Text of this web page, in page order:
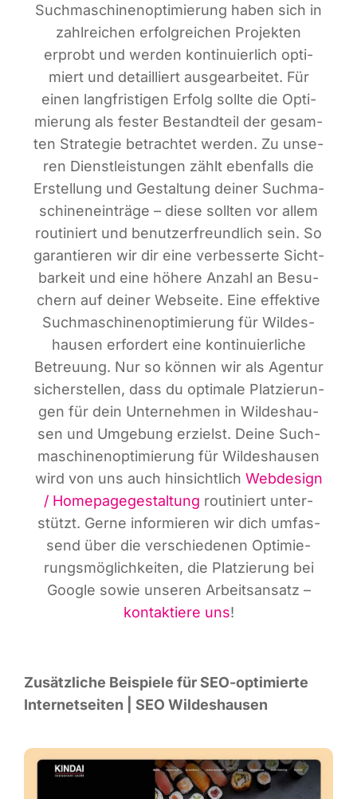
Such­ma­schi­nen­op­ti­mie­rung haben sich in
zahl­rei­chen erfolg­rei­chen Pro­jek­ten
erprobt und wer­den kon­ti­nu­ier­lich opti­
miert und detail­liert aus­ge­ar­bei­tet. Für
einen lang­fris­ti­gen Erfolg soll­te die Opti­
mie­rung als fes­ter Bestand­teil der gesam­
ten Stra­te­gie betrach­tet wer­den. Zu unse­
ren Dienst­leis­tun­gen zählt eben­falls die
Erstel­lung und Gestal­tung dei­ner Such­ma­
schi­nen­ein­trä­ge – die­se soll­ten vor allem
rou­ti­niert und benut­zer­freund­lich sein. So
garan­tie­ren wir dir eine ver­bes­ser­te Sicht­
bar­keit und eine höhe­re Anzahl an Besu­
chern auf dei­ner Web­sei­te. Eine effek­ti­ve
Such­ma­schi­nen­op­ti­mie­rung für Wil­des­
hau­sen erfor­dert eine kon­ti­nu­ier­li­che
Betreu­ung. Nur so kön­nen wir als Agen­tur
sicher­stel­len, dass du opti­ma­le Plat­zie­run­
gen für dein Unter­neh­men in Wil­des­hau­
sen und Umge­bung erzielst. Dei­ne Such­
ma­schi­nen­op­ti­mie­rung für Wil­des­hau­sen
wird von uns auch hin­sicht­lich Web­de­sign
/ Home­page­ge­stal­tung rou­ti­niert unter­
stützt. Ger­ne infor­mie­ren wir dich umfas­
send über die ver­schie­de­nen Opti­mie­
rungs­mög­lich­kei­ten, die Plat­zie­rung bei
Goog­le sowie unse­ren Arbeits­an­satz –
kon­tak­tie­re uns!
Zusätz­li­che Bei­spie­le für SEO-opti­mier­te
Inter­net­sei­ten | SEO Wildeshausen